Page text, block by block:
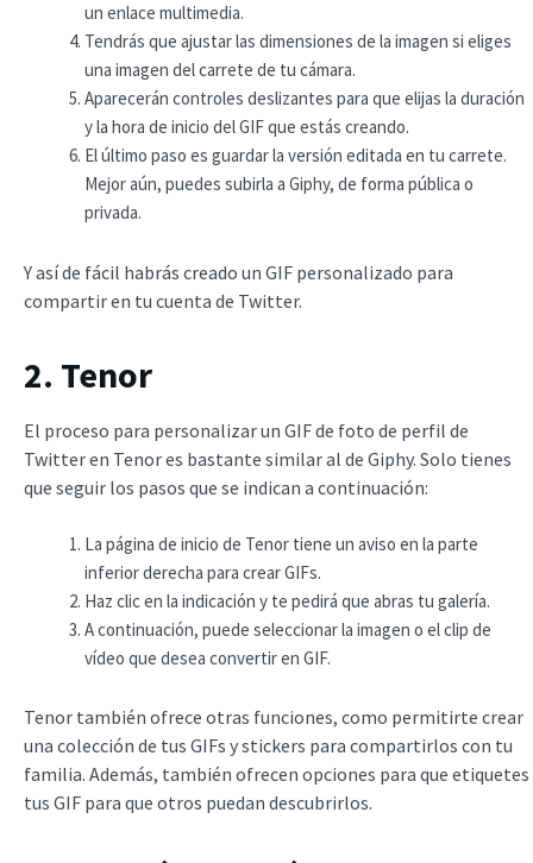
un enlace multimedia.
Tendrás que ajustar las dimensiones de la imagen si eliges
una imagen del carrete de tu cámara.
Aparecerán controles deslizantes para que elijas la duración
y la hora de inicio del GIF que estás creando.
El último paso es guardar la versión editada en tu carrete.
Mejor aún, puedes subirla a Giphy, de forma pública o
privada.
Y así de fácil habrás creado un GIF personalizado para
compartir en tu cuenta de Twitter.
2. Tenor
El proceso para personalizar un GIF de foto de perfil de
Twitter en Tenor es bastante similar al de Giphy. Solo tienes
que seguir los pasos que se indican a continuación:
La página de inicio de Tenor tiene un aviso en la parte
inferior derecha para crear GIFs.
Haz clic en la indicación y te pedirá que abras tu galería.
A continuación, puede seleccionar la imagen o el clip de
vídeo que desea convertir en GIF.
Tenor también ofrece otras funciones, como permitirte crear
una colección de tus GIFs y stickers para compartirlos con tu
familia. Además, también ofrecen opciones para que etiquetes
tus GIF para que otros puedan descubrirlos.